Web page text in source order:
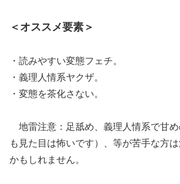
＜オススメ要素＞
・読みやすい変態フェチ。
・義理人情系ヤクザ。
・変態を茶化さない。
地雷注意：足舐め、義理人情系で甘
も見た目は怖いです）、等が苦手な方
かもしれません。